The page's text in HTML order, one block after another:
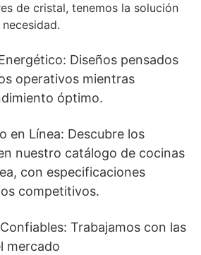
de cristal, tenemos la solución
Diseños pensados
operativos mientras
óptimo.
en Línea: Descubre los
nuestro catálogo de cocinas
con especificaciones
competitivos.
Trabajamos con las
mercado